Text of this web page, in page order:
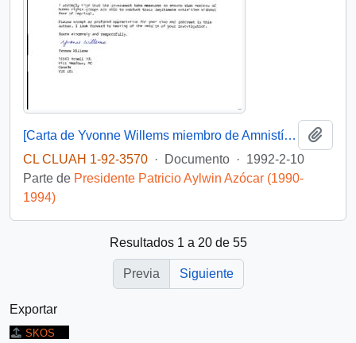
[Carta de Yvonne Willems miembro de Amnistía Internacional sobre caso CODEPU]
CL CLUAH 1-92-3570 · Documento · 1992-2-10
Parte de Presidente Patricio Aylwin Azócar (1990-
1994)
Resultados 1 a 20 de 55
Previa Siguiente
Exportar
SKOS